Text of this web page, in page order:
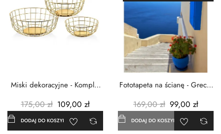
Miski dekoracyjne - Komplet
175,00 zł 109,00 zł
DODAJ DO KOSZYKA
Fototapeta na ścianę - Grecja
169,00 zł 99,00 zł
DODAJ DO KOSZYKA